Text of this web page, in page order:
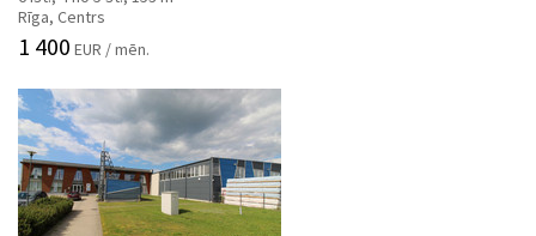
Rīga, Centrs
1 400 EUR / mēn.